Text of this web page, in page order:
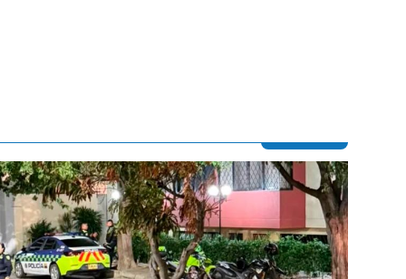
multimedia principal